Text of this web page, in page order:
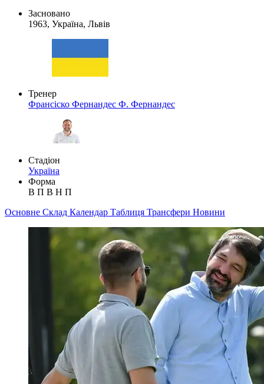
Засновано
1963, Україна, Львів
Тренер
Франсіско Фернандес Ф. Фернандес
Стадіон
Україна
Форма
В П В Н П
Основне Склад Календар Таблиця Трансфери Новини